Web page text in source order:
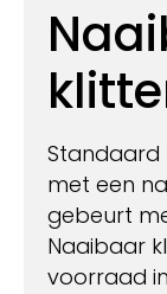
Standaard
met een
gebeurt
Naaibaar
voorraad